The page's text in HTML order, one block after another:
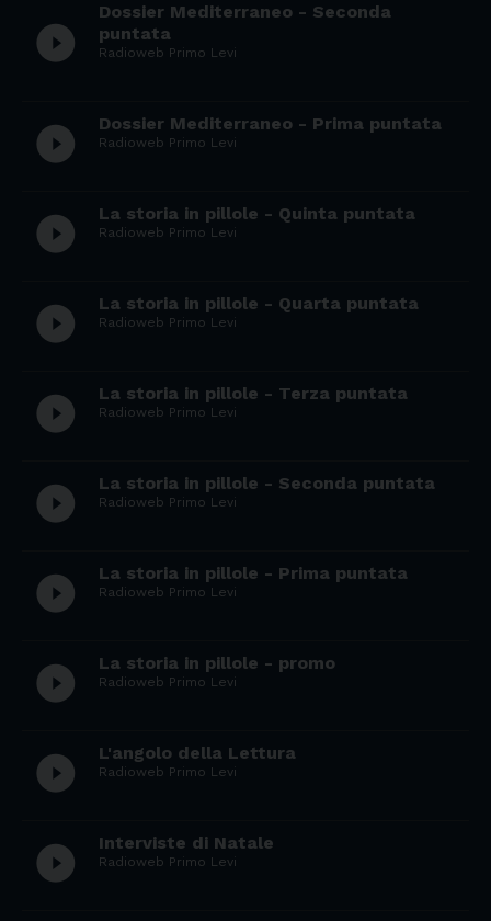
play_circle_filled
Dossier Mediterraneo - Seconda
puntata
Radioweb Primo Levi
play_circle_filled Dossier Mediterraneo - Prima puntata
Radioweb Primo Levi
play_circle_filled La storia in pillole - Quinta puntata
Radioweb Primo Levi
play_circle_filled La storia in pillole - Quarta puntata
Radioweb Primo Levi
play_circle_filled La storia in pillole - Terza puntata
Radioweb Primo Levi
play_circle_filled La storia in pillole - Seconda puntata
Radioweb Primo Levi
play_circle_filled La storia in pillole - Prima puntata
Radioweb Primo Levi
play_circle_filled La storia in pillole - promo
Radioweb Primo Levi
play_circle_filled L'angolo della Lettura
Radioweb Primo Levi
play_circle_filled Interviste di Natale
Radioweb Primo Levi